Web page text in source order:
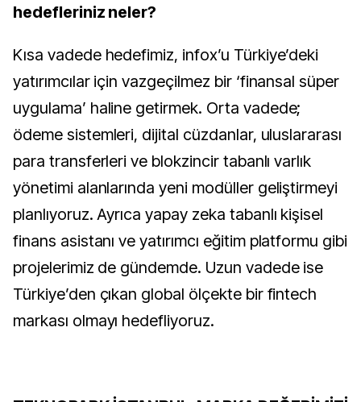
hedefleriniz neler?
Kısa vadede hedefimiz, infox’u Türkiye’deki
yatırımcılar için vazgeçilmez bir ‘finansal süper
uygulama’ haline getirmek. Orta vadede;
ödeme sistemleri, dijital cüzdanlar, uluslararası
para transferleri ve blokzincir tabanlı varlık
yönetimi alanlarında yeni modüller geliştirmeyi
planlıyoruz. Ayrıca yapay zeka tabanlı kişisel
finans asistanı ve yatırımcı eğitim platformu gibi
projelerimiz de gündemde. Uzun vadede ise
Türkiye’den çıkan global ölçekte bir fintech
markası olmayı hedefliyoruz.